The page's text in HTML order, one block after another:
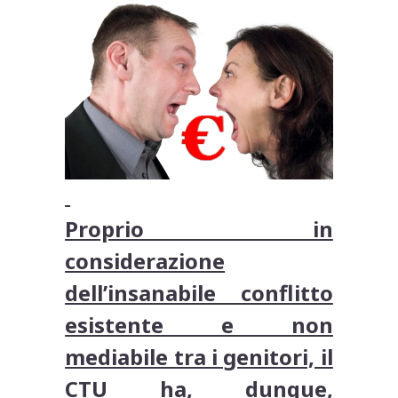
Proprio in
considerazione
dell’insanabile conflitto
esistente e non
mediabile tra i genitori, il
CTU ha, dunque,